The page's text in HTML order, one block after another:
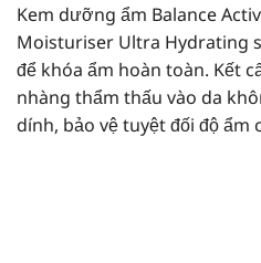
Kem dưỡng ẩm Balance
Moisturiser Ultra Hydrating
để khóa ẩm hoàn toàn. Kết
nhàng thẩm thấu vào da
dính, bảo vệ tuyệt đối độ ẩm